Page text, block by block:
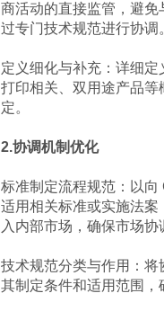
商活动的直接监管，避
过专门技术规范进行协调
定义细化与补充：详细
打印相关、双用途产品
定。
2.协调机制优化
标准制定流程规范：以
适用相关标准或实施法
入内部市场，确保市场协
技术规范分类与作用：
其制定条件和适用范围